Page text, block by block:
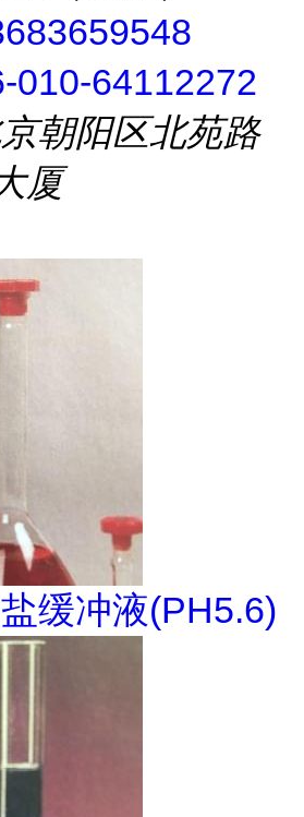
010-64112272
朝阳区北苑路
厦
缓冲液(PH5.6)